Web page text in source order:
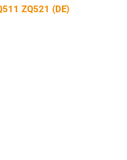
ZQ521 (DE)